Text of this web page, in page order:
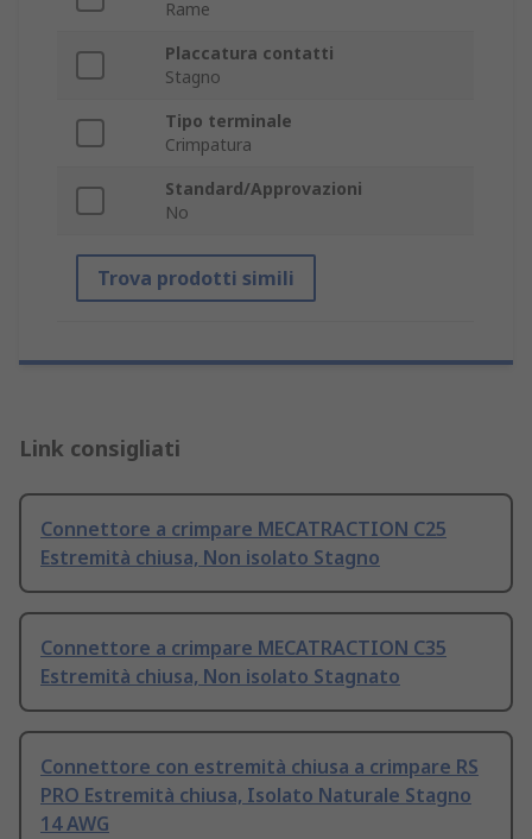
Rame
Placcatura contatti
Stagno
Tipo terminale
Crimpatura
Standard/Approvazioni
No
Trova prodotti simili
Link consigliati
Connettore a crimpare MECATRACTION C25
Estremità chiusa, Non isolato Stagno
Connettore a crimpare MECATRACTION C35
Estremità chiusa, Non isolato Stagnato
Connettore con estremità chiusa a crimpare RS
PRO Estremità chiusa, Isolato Naturale Stagno
14 AWG